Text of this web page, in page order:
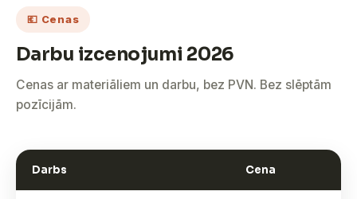
💶 Cenas
Darbu izcenojumi 2026
Cenas ar materiāliem un darbu, bez PVN. Bez slēptām
pozīcijām.
Darbs Cena